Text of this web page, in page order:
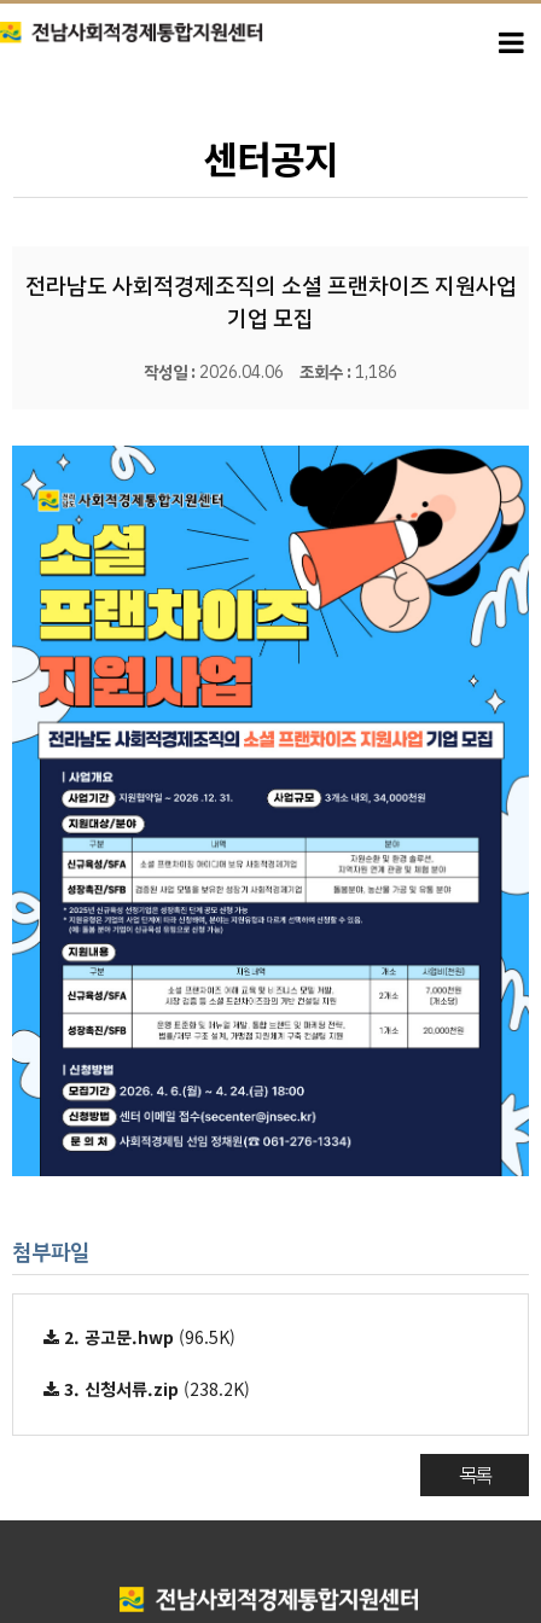
센터공지
전라남도 사회적경제조직의 소셜 프랜차이즈 지원사업
기업 모집
작성일 : 2026.04.06 조회수 :1,186
본문
첨부파일
2. 공고문.hwp (96.5K)
3. 신청서류.zip (238.2K)
목록